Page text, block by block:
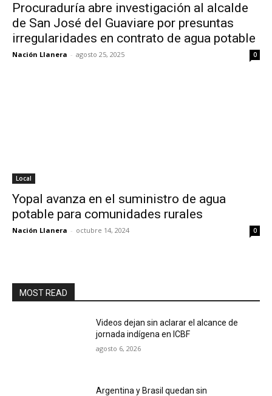
Procuraduría abre investigación al alcalde
de San José del Guaviare por presuntas
irregularidades en contrato de agua potable
Nación Llanera - agosto 25, 2025 0
Local
Yopal avanza en el suministro de agua
potable para comunidades rurales
Nación Llanera - octubre 14, 2024 0
MOST READ
Videos dejan sin aclarar el alcance de
jornada indígena en ICBF
agosto 6, 2026
Argentina y Brasil quedan sin